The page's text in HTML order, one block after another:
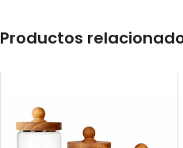
Productos